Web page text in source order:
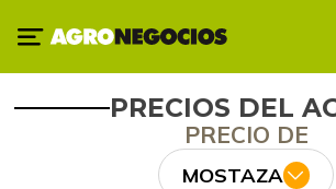
PRECIOS DEL
PRECIO DE
MOSTAZA